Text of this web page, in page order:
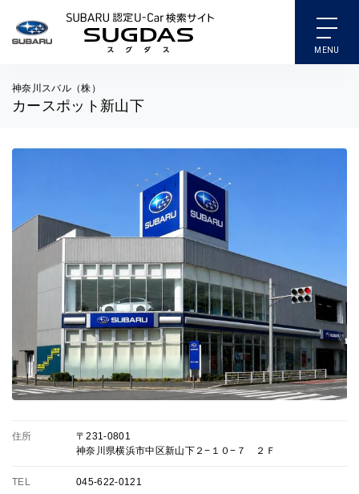
SUBARU 認定U-Car検索
神奈川スバル（株）
カースポット新山下
住所
〒231-0801
神奈川県横浜市中区新山下２−１０−７ ２Ｆ
TEL 045-622-0121